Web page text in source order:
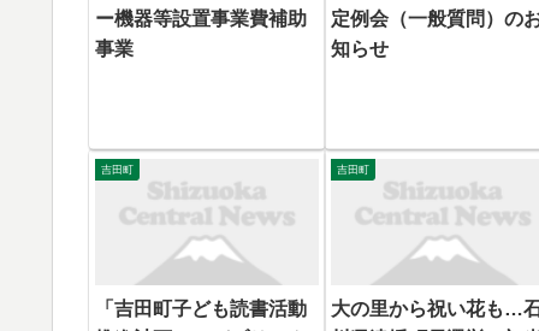
ー機器等設置事業費補助
事業
定例会（一般質問）の
知らせ
吉田町
「吉田町子ども読書活動
吉田町
大の里から祝い花も…